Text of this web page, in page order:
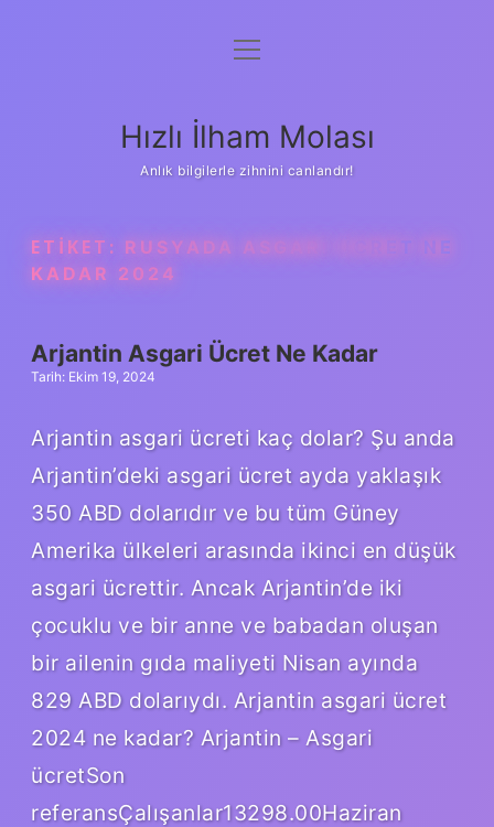
Anasayfa
Yasal Uyarı
menüyü
Hızlı İlham Molası
Anlık bilgilerle zihnini canlandır!
ETIKET: RUSYADA ASGARI ÜCRET NE
KADAR 2024
Arjantin Asgari Ücret Ne Kadar
Tarih: Ekim 19, 2024
Arjantin asgari ücreti kaç dolar? Şu anda
Arjantin’deki asgari ücret ayda yaklaşık
350 ABD dolarıdır ve bu tüm Güney
Amerika ülkeleri arasında ikinci en düşük
asgari ücrettir. Ancak Arjantin’de iki
çocuklu ve bir anne ve babadan oluşan
bir ailenin gıda maliyeti Nisan ayında
829 ABD dolarıydı. Arjantin asgari ücret
2024 ne kadar? Arjantin – Asgari
ücretSon
referansÇalışanlar13298.00Haziran